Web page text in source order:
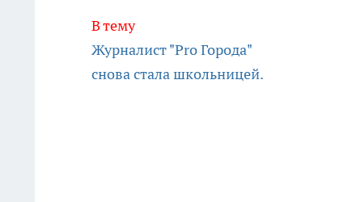
В тему
Журналист "Pro Города"
снова стала школьницей.